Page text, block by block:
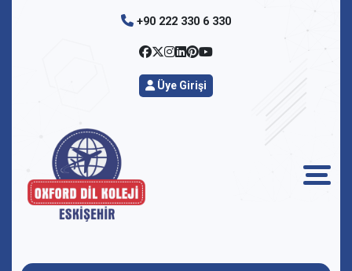
+90 222 330 6 330
Üye Girişi